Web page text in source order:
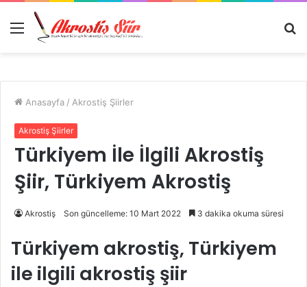
Menü
Anasayfa / Akrostiş Şiirler
Akrostiş Şiirler
Türkiyem İle İlgili Akrostiş
Şiir, Türkiyem Akrostiş
Akrostiş Son güncelleme: 10 Mart 2022 3 dakika okuma süresi
Türkiyem akrostiş, Türkiyem
ile ilgili akrostiş şiir